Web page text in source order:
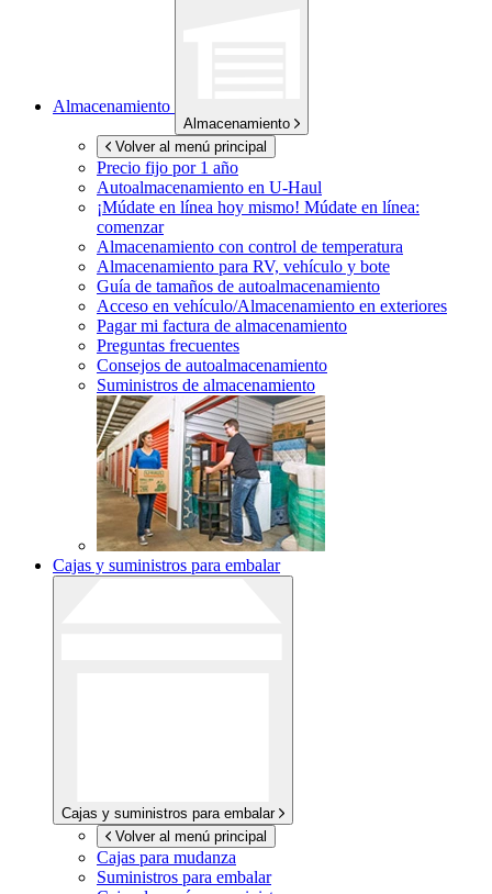
Almacenamiento
Almacenamiento
Volver al menú principal
Precio fijo por 1 año
Autoalmacenamiento en U-Haul
¡Múdate en línea hoy mismo! Múdate en línea:
comenzar
Almacenamiento con control de temperatura
Almacenamiento para RV, vehículo y bote
Guía de tamaños de autoalmacenamiento
Acceso en vehículo/Almacenamiento en exteriores
Pagar mi factura de almacenamiento
Preguntas frecuentes
Consejos de autoalmacenamiento
Suministros de almacenamiento
Cajas y suministros para embalar
Cajas y suministros para embalar
Volver al menú principal
Cajas para mudanza
Suministros para embalar